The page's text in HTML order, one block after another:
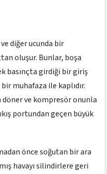
diğer ucunda bir
oluşur. Bunlar, boşa
basınçta girdiği bir giriş
muhafaza ile kaplıdır.
ve kompresör onunla
portundan geçen büyük
önce soğutan bir ara
havayı silindirlere geri